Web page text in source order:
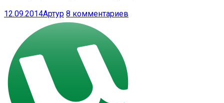
12.09.2014Артур 8 комментариев